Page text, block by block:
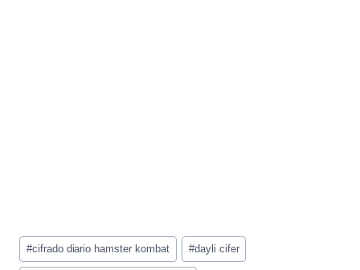
Etiquetas
de
#cifrado diario hamster kombat #dayli cifer